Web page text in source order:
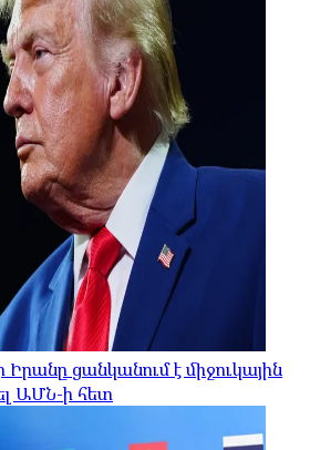
ցանկանում է միջուկային
ԱՄՆ-ի հետ